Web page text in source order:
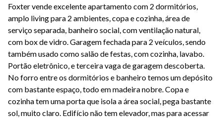
Foxter vende excelente apartamento com 2 dormitórios,
amplo living para 2 ambientes, copa e cozinha, área de
serviço separada, banheiro social, com ventilação natural,
com box de vidro. Garagem fechada para 2 veículos, sendo
também usado como salão de festas, com cozinha, lavabo.
Portão eletrônico, e terceira vaga de garagem descoberta.
No forro entre os dormitórios e banheiro temos um depósito
com bastante espaço, todo em madeira nobre. Copa e
cozinha tem uma porta que isola a área social, pega bastante
sol, muito claro. Edifício não tem elevador, mas para acessar